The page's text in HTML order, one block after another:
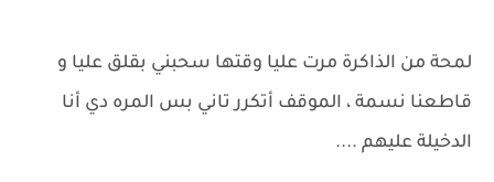
لمحة من الذاكرة مرت عليا وقتها سحبني بقلق عليا و
قاطعنا نسمة ، الموقف أتكرر تاني بس المره دي أنا
الدخيلة عليهم ....